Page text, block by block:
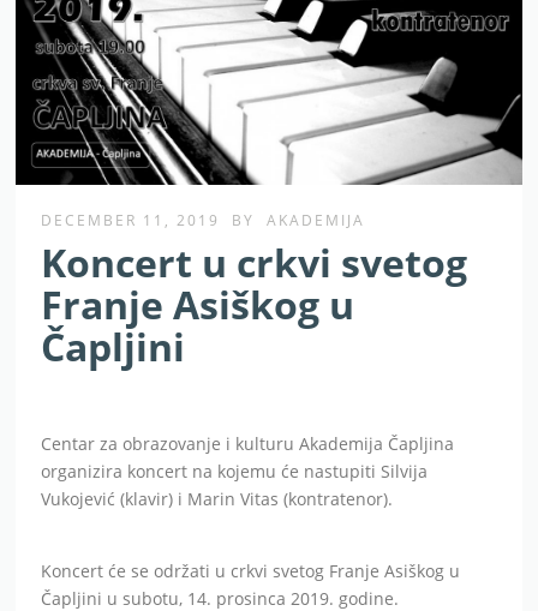
DECEMBER 11, 2019 BY AKADEMIJA
Koncert u crkvi svetog
Franje Asiškog u
Čapljini
Centar za obrazovanje i kulturu Akademija Čapljina
organizira koncert na kojemu će nastupiti Silvija
Vukojević (klavir) i Marin Vitas (kontratenor).
Koncert će se održati u crkvi svetog Franje Asiškog u
Čapljini u subotu, 14. prosinca 2019. godine.